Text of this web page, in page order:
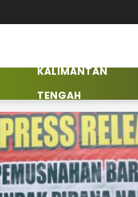
KALIMANTAN
TENGAH